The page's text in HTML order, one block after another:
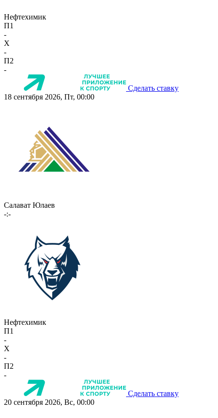
Нефтехимик
П1
-
X
-
П2
-
Сделать ставку
18 сентября 2026, Пт, 00:00
Салават Юлаев
-:-
Нефтехимик
П1
-
X
-
П2
-
Сделать ставку
20 сентября 2026, Вс, 00:00